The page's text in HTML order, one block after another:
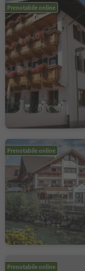
Prenotabile online
Prenotabile online
Prenotabile online